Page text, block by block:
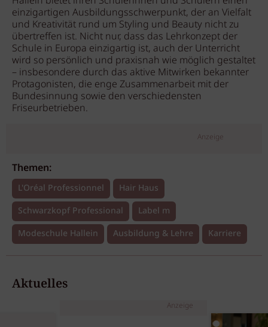
einzigartigen Ausbildungsschwerpunkt, der an Vielfalt
und Kreativität rund um Styling und Beauty nicht zu
übertreffen ist. Nicht nur, dass das Lehrkonzept der
Schule in Europa einzigartig ist, auch der Unterricht
wird so persönlich und praxisnah wie möglich gestaltet
– insbesondere durch das aktive Mitwirken bekannter
Protagonisten, die enge Zusammenarbeit mit der
Bundesinnung sowie den verschiedensten
Friseurbetrieben.
Anzeige
Themen:
L'Oréal Professionnel
Hair Haus
Schwarzkopf Professional
Label m
Modeschule Hallein
Ausbildung & Lehre Karriere
Aktuelles
Anzeige